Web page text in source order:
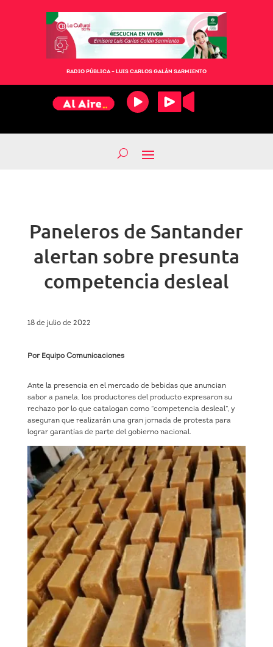
RADIO PÚBLICA – LUIS CARLOS GALÁN SARMIENTO
Paneleros de Santander
alertan sobre presunta
competencia desleal
18 de julio de 2022
Por Equipo Comunicaciones
Ante la presencia en el mercado de bebidas que anuncian
sabor a panela, los productores del producto expresaron su
rechazo por lo que catalogan como “competencia desleal”, y
aseguran que realizarán una gran jornada de protesta para
lograr garantías de parte del gobierno nacional.